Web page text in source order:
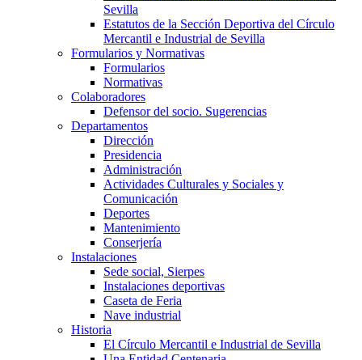
Sevilla
Estatutos de la Sección Deportiva del Círculo
Mercantil e Industrial de Sevilla
Formularios y Normativas
Formularios
Normativas
Colaboradores
Defensor del socio. Sugerencias
Departamentos
Dirección
Presidencia
Administración
Actividades Culturales y Sociales y
Comunicación
Deportes
Mantenimiento
Conserjería
Instalaciones
Sede social, Sierpes
Instalaciones deportivas
Caseta de Feria
Nave industrial
Historia
El Círculo Mercantil e Industrial de Sevilla